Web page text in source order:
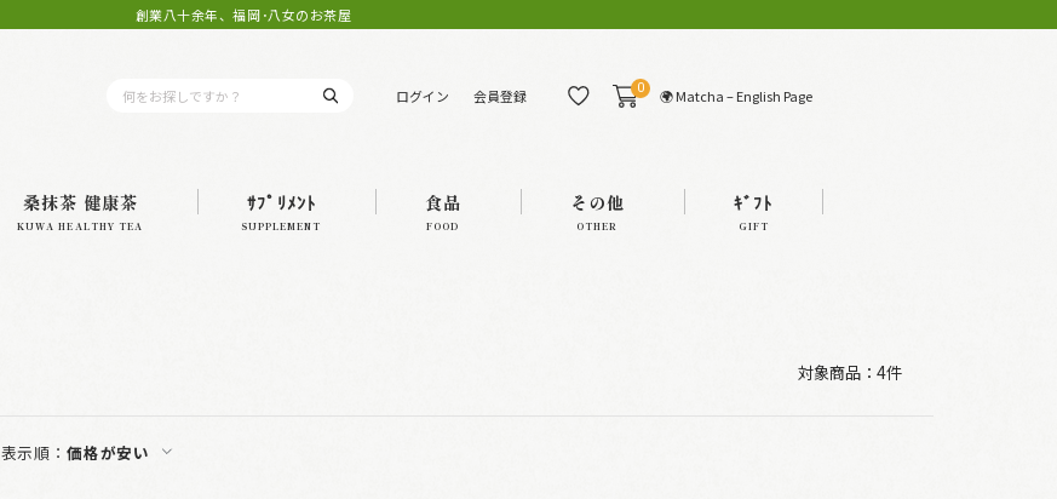
創業八十余年、福岡･八女のお茶屋
ログイン 会員登録 0 🌍 Matcha – English Page
桑抹茶 健康茶
KUWA HEALTHY TEA
ｻﾌﾟﾘﾒﾝﾄ
SUPPLEMENT
食品
FOOD
その他
OTHER
ｷﾞﾌﾄ
GIFT
対象商品：4件
表示順：価格が安い